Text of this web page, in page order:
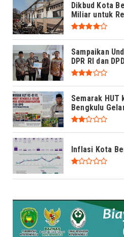
Dikbud Kota
Miliar untuk
Sampaikan
DPR RI dan
Semarak HUT
Bengkulu
Inflasi Kota